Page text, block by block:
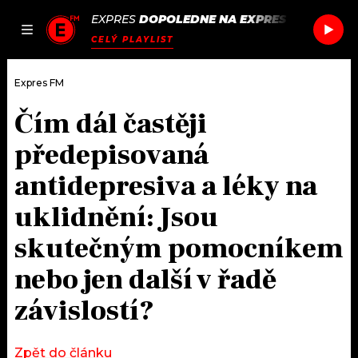
JAK
SEZNAM.CZ
EXPRES DOPOLEDNE NA EXPRES FM /
CELÝ PLAYLIST
DOMŮ
ČLÁNKY
AKTUÁLNĚ
HUDBA
ROZHOVORY
PODCASTY
JAK NALADIT
RÁDIO
Expres FM
Čím dál častěji
předepisovaná
antidepresiva a léky na
uklidnění: Jsou
skutečným pomocníkem
nebo jen další v řadě
závislostí?
Zpět do článku